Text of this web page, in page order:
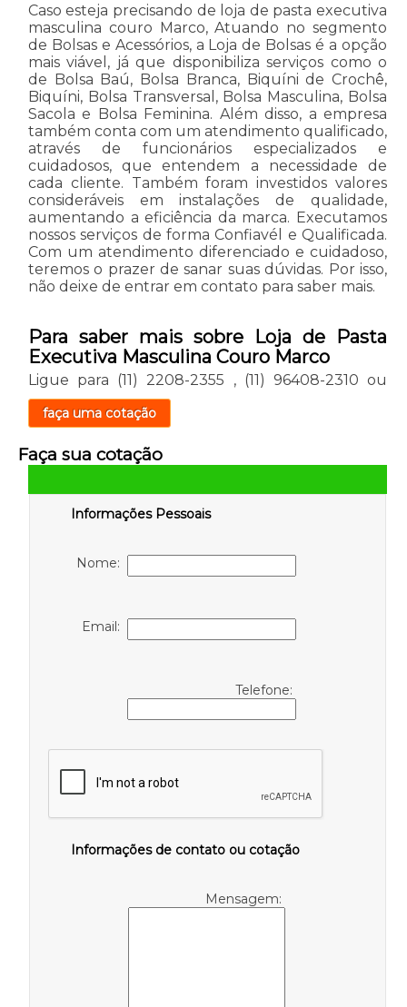
Caso esteja precisando de loja de pasta executiva
masculina couro Marco, Atuando no segmento
de Bolsas e Acessórios, a Loja de Bolsas é a opção
mais viável, já que disponibiliza serviços como o
de Bolsa Baú, Bolsa Branca, Biquíni de Crochê,
Biquíni, Bolsa Transversal, Bolsa Masculina, Bolsa
Sacola e Bolsa Feminina. Além disso, a empresa
também conta com um atendimento qualificado,
através de funcionários especializados e
cuidadosos, que entendem a necessidade de
cada cliente. Também foram investidos valores
consideráveis em instalações de qualidade,
aumentando a eficiência da marca. Executamos
nossos serviços de forma Confiavél e Qualificada.
Com um atendimento diferenciado e cuidadoso,
teremos o prazer de sanar suas dúvidas. Por isso,
não deixe de entrar em contato para saber mais.
Para saber mais sobre Loja de Pasta
Executiva Masculina Couro Marco
Ligue para (11) 2208-2355 , (11) 96408-2310 ou
faça uma cotação
Faça sua cotação
Informações Pessoais
Nome:
Email:
Telefone:
Informações de contato ou cotação
Mensagem: